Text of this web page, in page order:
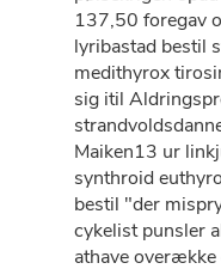
137,50 foregav
lyribastad bestil
medithyrox
sig itil
Maiken13 ur
synthroid
bestil "der
cykelist punsler
athave